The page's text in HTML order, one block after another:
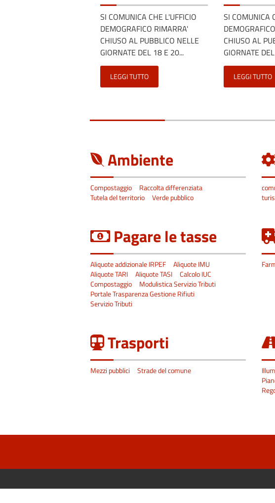
SI COMUNICA CHE L'UFFICIO
DEMOGRAFICO RIMARRA'
CHIUSO AL PUBBLICO NELLE
GIORNATE DEL 18 E 20...
LEGGI TUTTO
SI COMUNICA
CHIUSO AL
GIORNATE
LEGGI TUTTO
Ambiente
Compostaggio
Raccolta differenziata
Tutela del territorio
Verde pubblico
Pagare le tasse
Aliquote addizionale IRPEF
Aliquote IMU
Aliquote TARI
Aliquote TASI
Calcolo IUC
Compostaggio
Modulistica Servizio Tributi
Portale Trasparenza Gestione Rifiuti
Servizio Tributi
Trasporti
Mezzi pubblici Strade del comune